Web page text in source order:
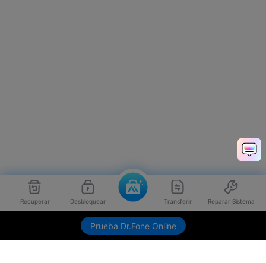
Recuperar Desbloquear Transferir Reparar Sistema
Prueba Dr.Fone Online
Envíame link de descarga